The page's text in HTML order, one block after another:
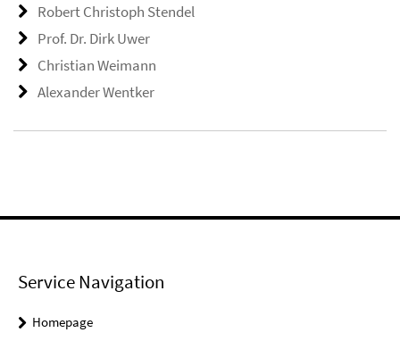
Robert Christoph Stendel
Prof. Dr. Dirk Uwer
Christian Weimann
Alexander Wentker
Service Navigation
Homepage